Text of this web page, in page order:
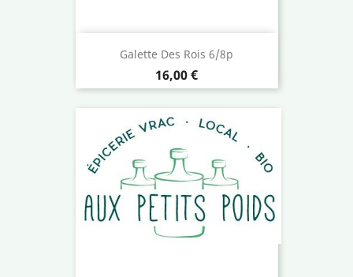
Galette Des Rois 6/8p
Prix
16,00 €